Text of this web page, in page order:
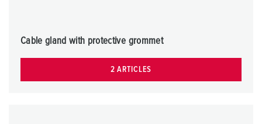
Cable gland with protective grommet
2 ARTICLES